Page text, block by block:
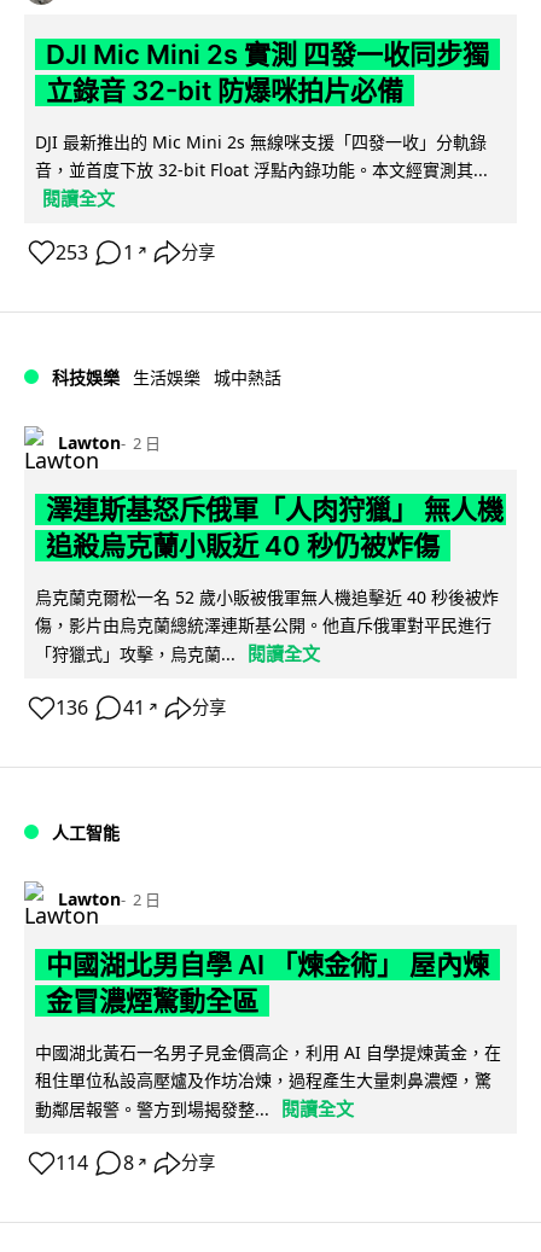
DJI Mic Mini 2s 實測 四發一收同步獨
立錄音 32-bit 防爆咪拍片必備
DJI 最新推出的 Mic Mini 2s 無線咪支援「四發一收」分軌錄
音，並首度下放 32-bit Float 浮點內錄功能。本文經實測其...
閱讀全文
253 1 ↗ 分享
科技娛樂 生活娛樂 城中熱話
Lawton 2 日
澤連斯基怒斥俄軍「人肉狩獵」 無人機
追殺烏克蘭小販近 40 秒仍被炸傷
烏克蘭克爾松一名 52 歲小販被俄軍無人機追擊近 40 秒後被炸
傷，影片由烏克蘭總統澤連斯基公開。他直斥俄軍對平民進行
「狩獵式」攻擊，烏克蘭...
閱讀全文
136 41 ↗ 分享
人工智能
Lawton 2 日
中國湖北男自學 AI 「煉金術」 屋內煉
金冒濃煙驚動全區
中國湖北黃石一名男子見金價高企，利用 AI 自學提煉黃金，在
租住單位私設高壓爐及作坊冶煉，過程產生大量刺鼻濃煙，驚
動鄰居報警。警方到場揭發整...
閱讀全文
114 8 ↗ 分享